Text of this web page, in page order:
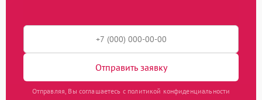
Отправить заявку
Отправляя, Вы соглашаетесь с политикой конфиденциальности